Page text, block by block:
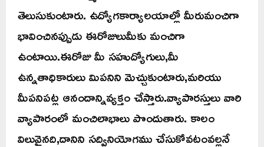
తెలుసుకుంటారు. ఉద్యోగకార్యాలయాల్లో మీరుమంచిగా
భావించినప్పుడు ఈరోజులుమీకు మంచిగా
ఉంటాయి.ఈరోజు మీ సహుద్యోగులు,మీ
ఉన్నతాధికారులు మిపనిని మెచ్చుకుంటారు,మరియు
మీపనిపట్ల ఆనందాన్నివ్యక్తం చేస్తారు.వ్యాపారస్తులు వారి
వ్యాపారంలో మంచిలాభాలు పొందుతారు. కాలం
విలువైనది,దానిని సద్వినియోగము చేసుకోవటంవల్లనే